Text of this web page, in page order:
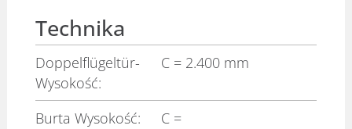
Technika
Doppelflügeltür-
Wysokość:
C = 2.400 mm
Burta Wysokość: C =